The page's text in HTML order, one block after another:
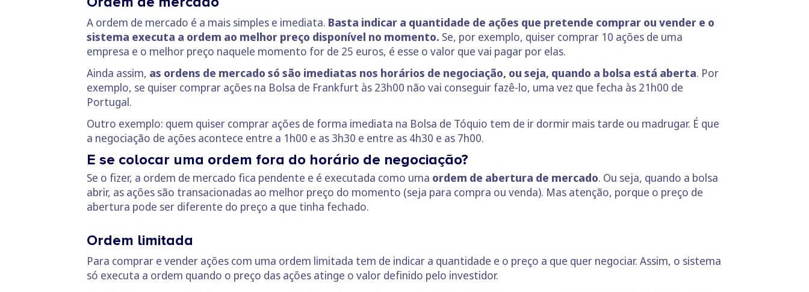
A ordem de mercado é a mais simples e imediata. Basta indicar a quantidade de ações que pretende comprar ou vender e o
sistema executa a ordem ao melhor preço disponível no momento. Se, por exemplo, quiser comprar 10 ações de uma
empresa e o melhor preço naquele momento for de 25 euros, é esse o valor que vai pagar por elas.
Ainda assim, as ordens de mercado só são imediatas nos horários de negociação, ou seja, quando a bolsa está aberta. Por
exemplo, se quiser comprar ações na Bolsa de Frankfurt às 23h00 não vai conseguir fazê-lo, uma vez que fecha às 21h00 de
Portugal.
Outro exemplo: quem quiser comprar ações de forma imediata na Bolsa de Tóquio tem de ir dormir mais tarde ou madrugar. É que
a negociação de ações acontece entre a 1h00 e as 3h30 e entre as 4h30 e as 7h00.
E se colocar uma ordem fora do horário de negociação?
Se o fizer, a ordem de mercado fica pendente e é executada como uma ordem de abertura de mercado. Ou seja, quando a bolsa
abrir, as ações são transacionadas ao melhor preço do momento (seja para compra ou venda). Mas atenção, porque o preço de
abertura pode ser diferente do preço a que tinha fechado.
Ordem limitada
Para comprar e vender ações com uma ordem limitada tem de indicar a quantidade e o preço a que quer negociar. Assim, o sistema
só executa a ordem quando o preço das ações atinge o valor definido pelo investidor.